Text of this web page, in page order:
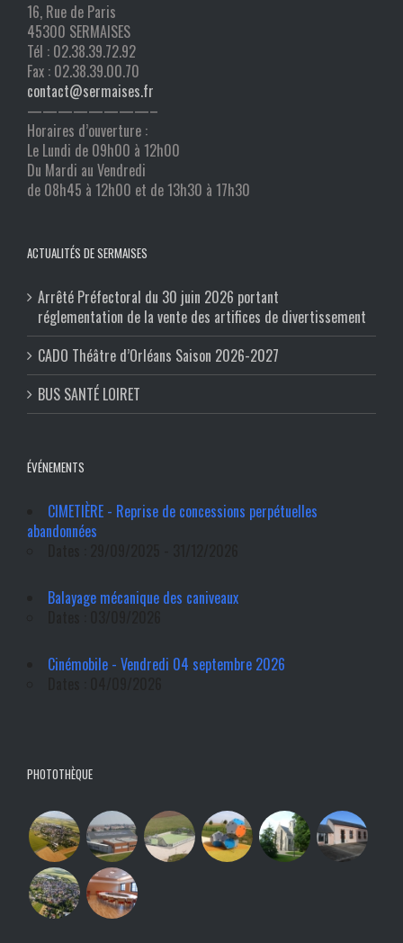
16, Rue de Paris
45300 SERMAISES
Tél : 02.38.39.72.92
Fax : 02.38.39.00.70
contact@sermaises.fr
————————–
Horaires d’ouverture :
Le Lundi de 09h00 à 12h00
Du Mardi au Vendredi
de 08h45 à 12h00 et de 13h30 à 17h30
ACTUALITÉS DE SERMAISES
Arrêté Préfectoral du 30 juin 2026 portant
réglementation de la vente des artifices de divertissement
CADO Théâtre d’Orléans Saison 2026-2027
BUS SANTÉ LOIRET
ÉVÉNEMENTS
CIMETIÈRE - Reprise de concessions perpétuelles
abandonnées
Balayage mécanique des caniveaux
Cinémobile - Vendredi 04 septembre 2026
PHOTOTHÈQUE